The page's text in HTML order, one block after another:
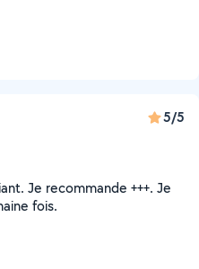
5/5
Je recommande +++. Je
fois.